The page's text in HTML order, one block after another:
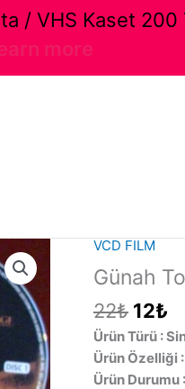
VCD FILM
Günah
22₺
fiyat:
22₺.
12₺
Ürün Türü :
Ürün Özelliği
Ürün Durumu
/ VHS Kaset 200
more